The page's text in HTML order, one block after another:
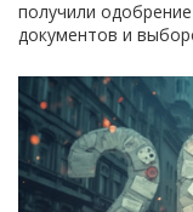
получили
документов и